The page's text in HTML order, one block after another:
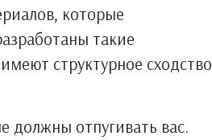
которые
такие
структурное сходство
должны отпугивать вас.